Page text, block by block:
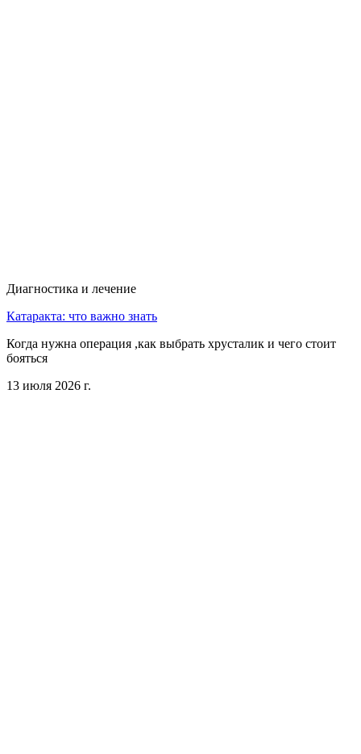
Диагностика и лечение
Катаракта: что важно знать
Когда нужна операция ,как выбрать хрусталик и чего стоит
бояться
13 июля 2026 г.